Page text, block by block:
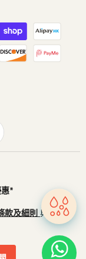
*
款及細則 與 私隱政